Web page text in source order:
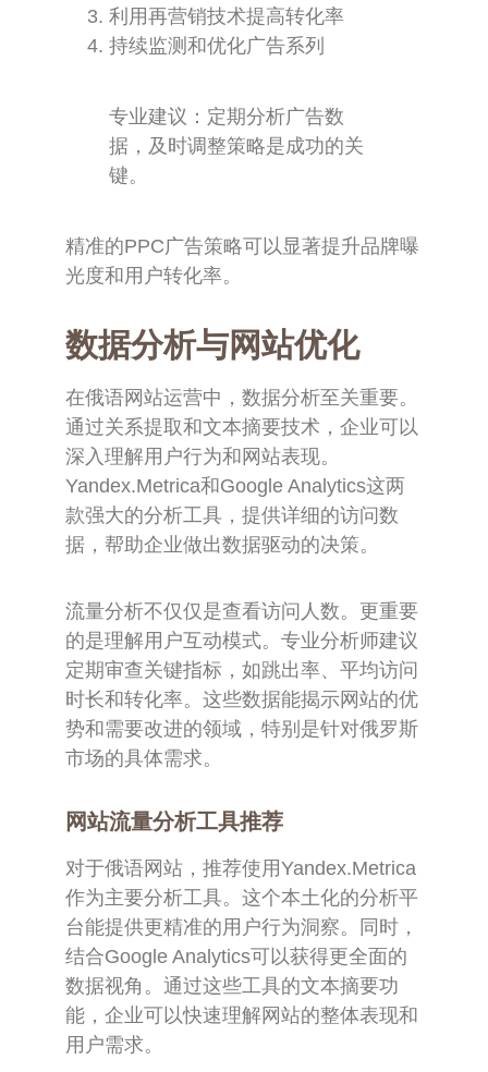
利用再营销技术提高转化率
持续监测和优化广告系列
专业建议：定期分析广告数
据，及时调整策略是成功的关
键。
精准的PPC广告策略可以显著提升品牌曝
光度和用户转化率。
数据分析与网站优化
在俄语网站运营中，数据分析至关重要。
通过关系提取和文本摘要技术，企业可以
深入理解用户行为和网站表现。
Yandex.Metrica和Google Analytics这两
款强大的分析工具，提供详细的访问数
据，帮助企业做出数据驱动的决策。
流量分析不仅仅是查看访问人数。更重要
的是理解用户互动模式。专业分析师建议
定期审查关键指标，如跳出率、平均访问
时长和转化率。这些数据能揭示网站的优
势和需要改进的领域，特别是针对俄罗斯
市场的具体需求。
网站流量分析工具推荐
对于俄语网站，推荐使用Yandex.Metrica
作为主要分析工具。这个本土化的分析平
台能提供更精准的用户行为洞察。同时，
结合Google Analytics可以获得更全面的
数据视角。通过这些工具的文本摘要功
能，企业可以快速理解网站的整体表现和
用户需求。